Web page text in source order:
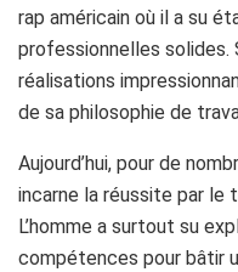
rap américain où il a su
professionnelles
réalisations
de sa philosophie de
Aujourd’hui, pour de
incarne la réussite par le
L’homme a surtout su
compétences pour bâtir